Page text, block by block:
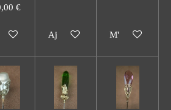
€
au panierAjouter au panierM'avertir si